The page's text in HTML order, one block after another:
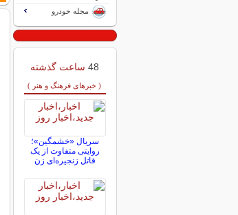
مجله خودرو
48 ساعت گذشته
( خبرهای فرهنگ و هنر )
سریال «خشمگین»؛
روایتی متفاوت از یک
قاتل زنجیره‌ای زن